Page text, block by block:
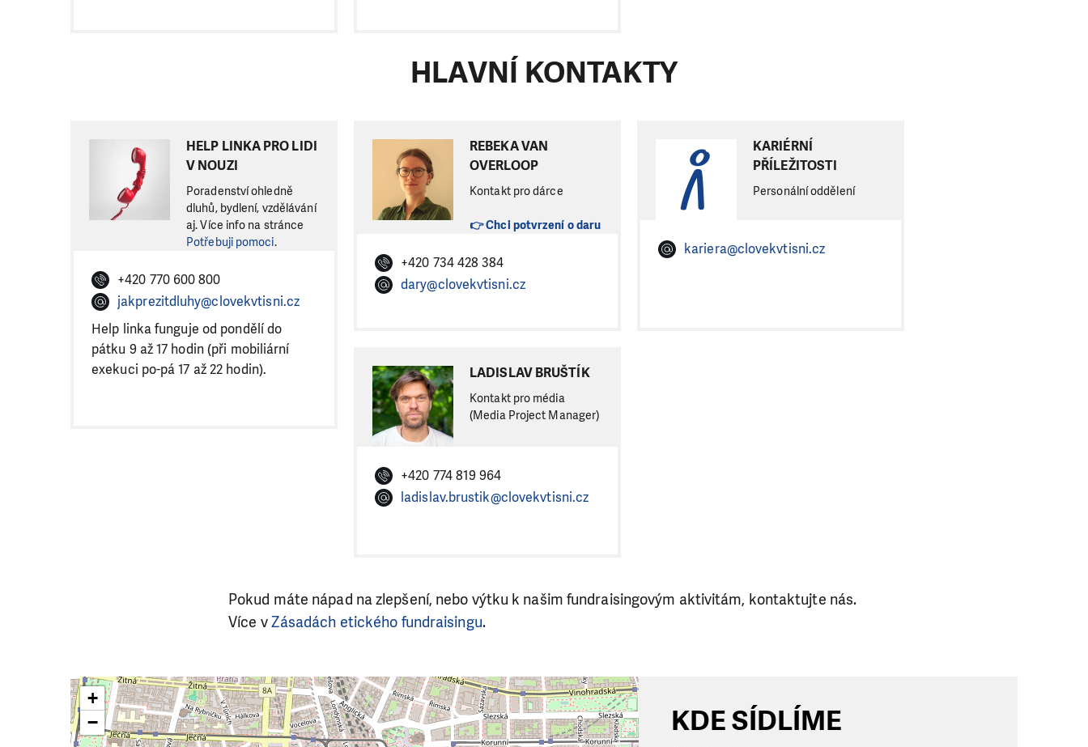
HLAVNÍ KONTAKTY
HELP LINKA PRO LIDI
V NOUZI
Poradenství ohledně
dluhů, bydlení, vzdělávání
aj. Více info na stránce
Potřebuji pomoci.
+420 770 600 800
jakprezitdluhy@clovekvtisni.cz
Help linka funguje od pondělí do
pátku 9 až 17 hodin (při mobiliární
exekuci po-pá 17 až 22 hodin).
REBEKA VAN
OVERLOOP
Kontakt pro dárce
👉 Chci potvrzení o daru
+420 734 428 384
dary@clovekvtisni.cz
KARIÉRNÍ
PŘÍLEŽITOSTI
Personální oddělení
kariera@clovekvtisni.cz
LADISLAV BRUŠTÍK
Kontakt pro média
(Media Project Manager)
+420 774 819 964
ladislav.brustik@clovekvtisni.cz
Pokud máte nápad na zlepšení, nebo výtku k našim fundraisingovým aktivitám, kontaktujte nás.
Více vZásadách etického fundraisingu.
+
−
KDE SÍDLÍME